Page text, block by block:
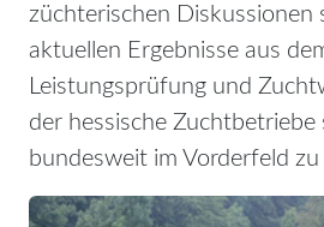
züchterischen Diskussionen
aktuellen Ergebnisse aus
Leistungsprüfung und
der hessische Zuchtbetriebe
bundesweit im Vorderfeld